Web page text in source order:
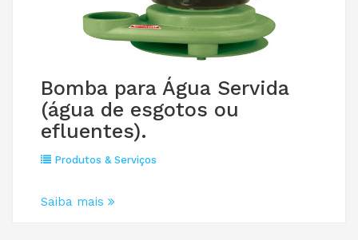
Bomba para Água Servida
(água de esgotos ou
efluentes).
Produtos & Serviços
Saiba mais